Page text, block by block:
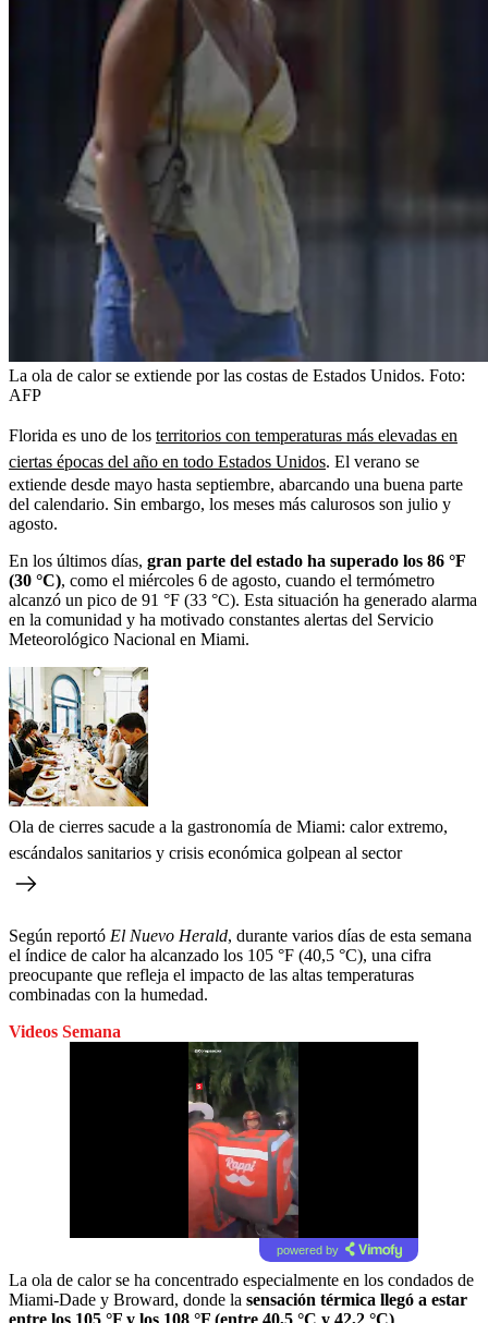
La ola de calor se extiende por las costas de Estados Unidos. Foto:
AFP
Florida es uno de los territorios con temperaturas más elevadas en
ciertas épocas del año en todo Estados Unidos. El verano se
extiende desde mayo hasta septiembre, abarcando una buena parte
del calendario. Sin embargo, los meses más calurosos son julio y
agosto.
En los últimos días, gran parte del estado ha superado los 86 °F
(30 °C), como el miércoles 6 de agosto, cuando el termómetro
alcanzó un pico de 91 °F (33 °C). Esta situación ha generado alarma
en la comunidad y ha motivado constantes alertas del Servicio
Meteorológico Nacional en Miami.
Ola de cierres sacude a la gastronomía de Miami: calor extremo,
escándalos sanitarios y crisis económica golpean al sector
Según reportó El Nuevo Herald, durante varios días de esta semana
el índice de calor ha alcanzado los 105 °F (40,5 °C), una cifra
preocupante que refleja el impacto de las altas temperaturas
combinadas con la humedad.
Videos Semana
powered by
La ola de calor se ha concentrado especialmente en los condados de
Miami-Dade y Broward, donde la sensación térmica llegó a estar